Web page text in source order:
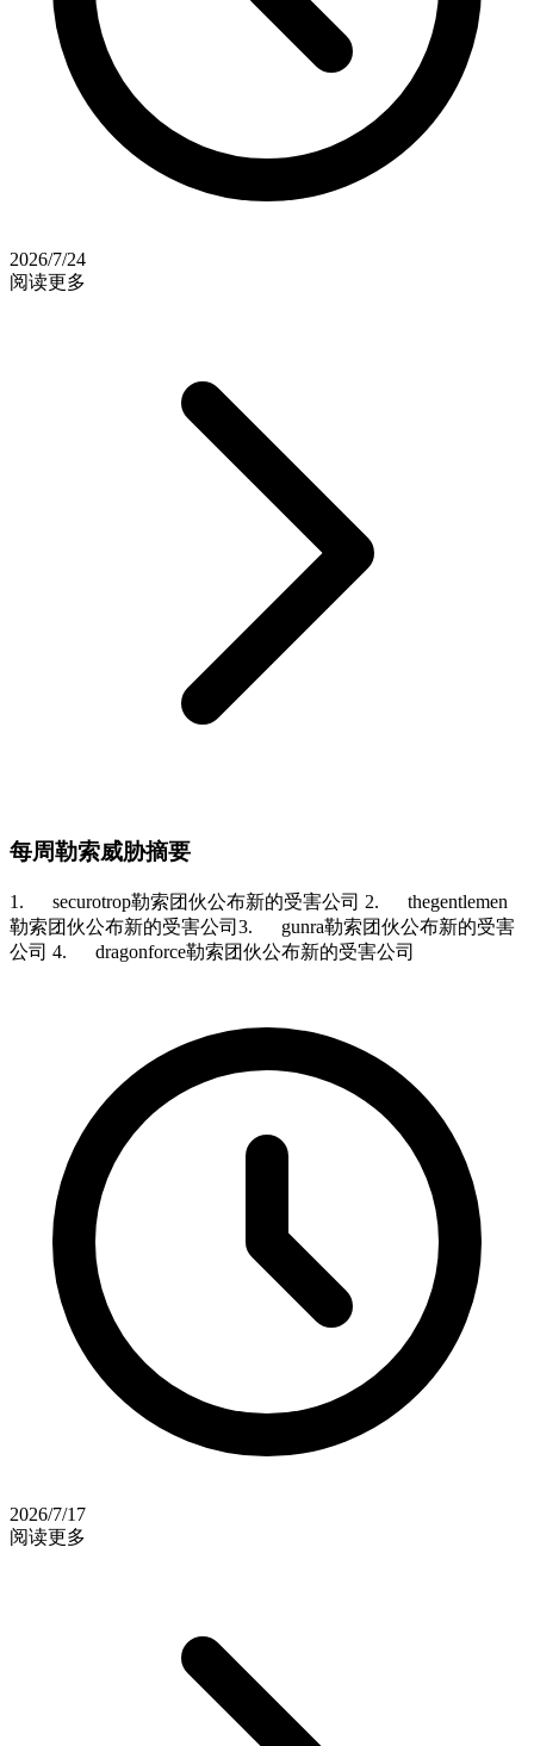
2026/7/24
阅读更多
每周勒索威胁摘要
1. securotrop勒索团伙公布新的受害公司 2. thegentlemen
勒索团伙公布新的受害公司3. gunra勒索团伙公布新的受害
公司 4. dragonforce勒索团伙公布新的受害公司
2026/7/17
阅读更多